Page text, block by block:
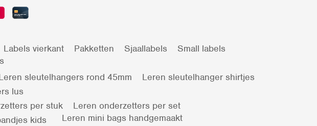
Labels vierkant Pakketten Sjaallabels
Small labels
sleutelhangers rond 45mm
Leren sleutelhanger shirtjes
lus
per stuk
Leren onderzetters per set
kids
Leren mini bags handgemaakt